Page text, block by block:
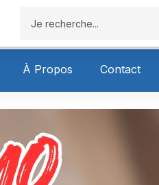
À Propos Contact
Accueil